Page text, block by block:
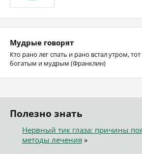
Мудрые говорят
Кто рано лег спать и рано встал утром,
богатым и мудрым (Франклин)
Полезно знать
Нервный тик глаза: причины
методы лечения »